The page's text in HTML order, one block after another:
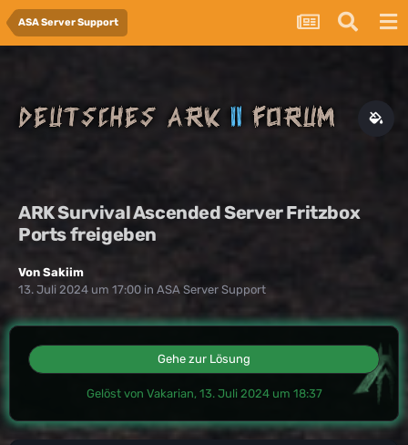
ASA Server Support
ARK Survival Ascended Server Fritzbox
Ports freigeben
Von Sakiim
13. Juli 2024 um 17:00 in ASA Server Support
Gehe zur Lösung
Gelöst von Vakarian, 13. Juli 2024 um 18:37